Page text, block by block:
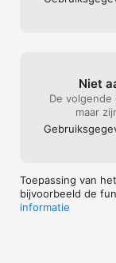
Niet
De volgende
maar
Toepassing van
bijvoorbeeld de
informatie